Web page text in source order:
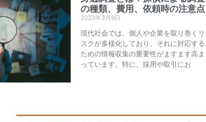
の種類、費用、依頼時の注意点
2023年3月9日
現代社会では、個人や企業を取り巻くリ
スクが多様化しており、それに対応する
ための情報収集の重要性がますます高ま
っています。特に、採用や取引にお